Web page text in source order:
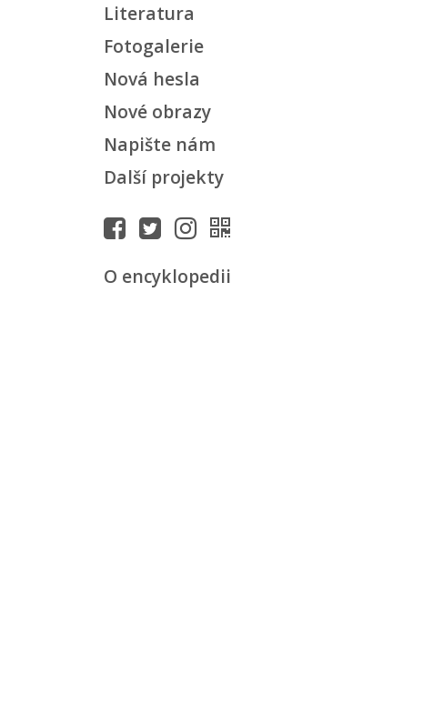
Literatura
Fotogalerie
Nová hesla
Nové obrazy
Napište nám
Další projekty
O encyklopedii